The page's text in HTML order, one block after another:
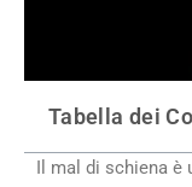
Tabella dei
Il mal di schiena è